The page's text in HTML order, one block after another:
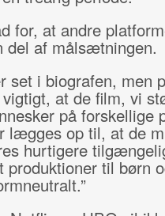
for, at andre
del af målsætningen.
set i biografen, men
at de film, vi
på forskellige
lægges op til, at de
hurtigere
til børn